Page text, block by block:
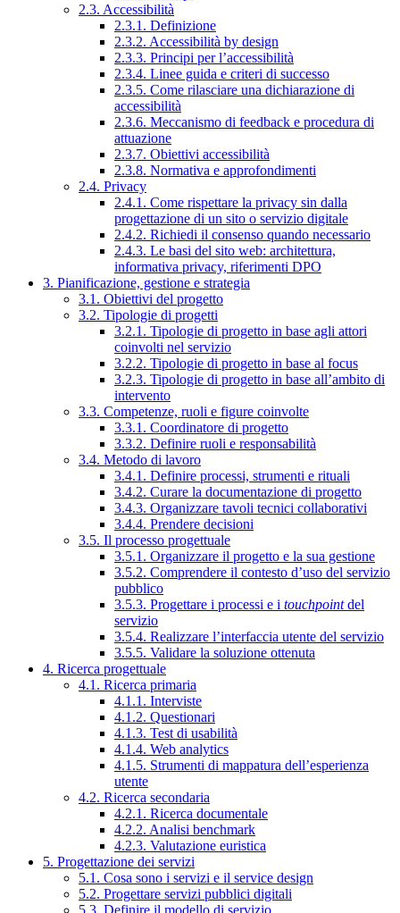
2.3. Accessibilità
2.3.1. Definizione
2.3.2. Accessibilità by design
2.3.3. Principi per l’accessibilità
2.3.4. Linee guida e criteri di successo
2.3.5. Come rilasciare una dichiarazione di
accessibilità
2.3.6. Meccanismo di feedback e procedura di
attuazione
2.3.7. Obiettivi accessibilità
2.3.8. Normativa e approfondimenti
2.4. Privacy
2.4.1. Come rispettare la privacy sin dalla
progettazione di un sito o servizio digitale
2.4.2. Richiedi il consenso quando necessario
2.4.3. Le basi del sito web: architettura,
informativa privacy, riferimenti DPO
3. Pianificazione, gestione e strategia
3.1. Obiettivi del progetto
3.2. Tipologie di progetti
3.2.1. Tipologie di progetto in base agli attori
coinvolti nel servizio
3.2.2. Tipologie di progetto in base al focus
3.2.3. Tipologie di progetto in base all’ambito di
intervento
3.3. Competenze, ruoli e figure coinvolte
3.3.1. Coordinatore di progetto
3.3.2. Definire ruoli e responsabilità
3.4. Metodo di lavoro
3.4.1. Definire processi, strumenti e rituali
3.4.2. Curare la documentazione di progetto
3.4.3. Organizzare tavoli tecnici collaborativi
3.4.4. Prendere decisioni
3.5. Il processo progettuale
3.5.1. Organizzare il progetto e la sua gestione
3.5.2. Comprendere il contesto d’uso del servizio
pubblico
3.5.3. Progettare i processi e i touchpointdel
servizio
3.5.4. Realizzare l’interfaccia utente del servizio
3.5.5. Validare la soluzione ottenuta
4. Ricerca progettuale
4.1. Ricerca primaria
4.1.1. Interviste
4.1.2. Questionari
4.1.3. Test di usabilità
4.1.4. Web analytics
4.1.5. Strumenti di mappatura dell’esperienza
utente
4.2. Ricerca secondaria
4.2.1. Ricerca documentale
4.2.2. Analisi benchmark
4.2.3. Valutazione euristica
5. Progettazione dei servizi
5.1. Cosa sono i servizi e il service design
5.2. Progettare servizi pubblici digitali
5.3. Definire il modello di servizio